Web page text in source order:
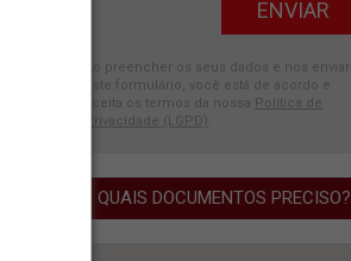
Ao preencher os seus dados e nos enviar
este formulário, você está de acordo e
aceita os termos da nossa
Política de
Privacidade (LGPD)
QUAIS DOCUMENTOS PRECISO?